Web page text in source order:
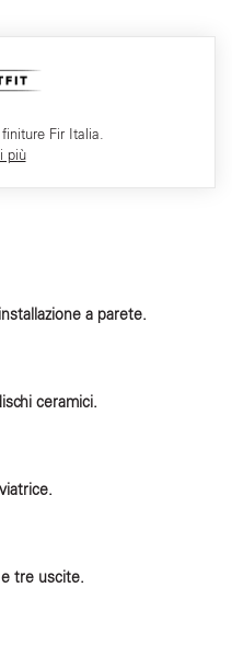
Fir Italia.
più
a parete.
ceramici.
tre uscite.